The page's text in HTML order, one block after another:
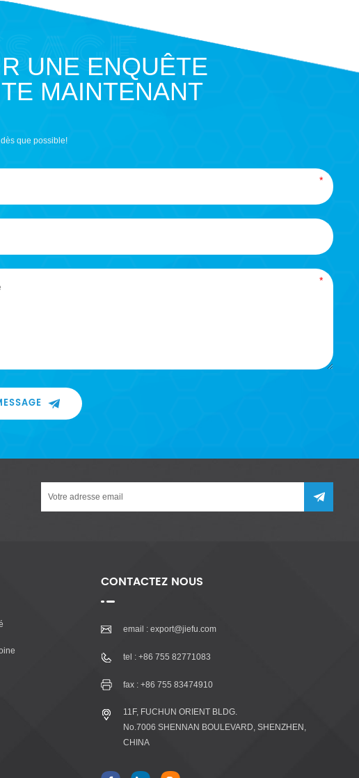
UNE ENQUÊTE
MAINTENANT
que possible!
CONTACTEZ NOUS
email : export@jiefu.com
tel : +86 755 82771083
fax : +86 755 83474910
11F, FUCHUN ORIENT BLDG.
No.7006 SHENNAN BOULEVARD, SHENZHEN,
CHINA